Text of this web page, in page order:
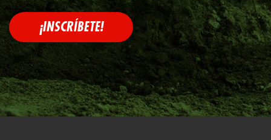
¡INSCRÍBETE!